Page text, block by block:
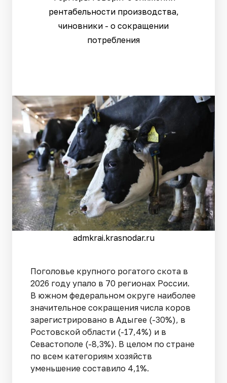
рентабельности производства,
чиновники - о сокращении
потребления
admkrai.krasnodar.ru
Поголовье крупного рогатого скота в
2026 году упало в 70 регионах России.
В южном федеральном округе наиболее
значительное сокращения числа коров
зарегистрировано в Адыгее (-30%), в
Ростовской области (-17,4%) и в
Севастополе (-8,3%). В целом по стране
по всем категориям хозяйств
уменьшение составило 4,1%.